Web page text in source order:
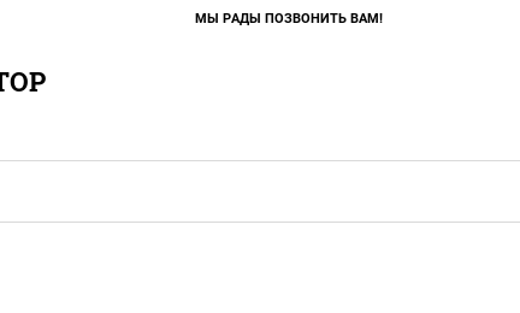
МЫ РАДЫ ПОЗВОНИТЬ ВАМ!